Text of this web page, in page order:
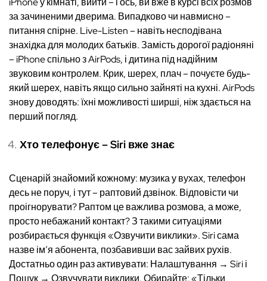
за зачиненими дверима. Випадково чи навмисно –
питання спірне. Live-Listen – навіть несподівана
знахідка для молодих батьків. Замість дорогої радіоняні
– iPhone спільно з AirPods, і дитина під надійним
звуковим контролем. Крик, шерех, плач – почуєте будь-
який шерех, навіть якщо сильно зайняті на кухні. AirPods
знову доводять: їхні можливості ширші, ніж здається на
перший погляд.
Хто телефонує – Siri вже знає
Сценарій знайомий кожному: музика у вухах, телефон
десь не поруч, і тут – раптовий дзвінок. Відповісти чи
проігнорувати? Раптом це важлива розмова, а може,
просто небажаний контакт? З такими ситуаціями
розбирається функція «Озвучити виклики». Siri сама
назве ім’я абонента, позбавивши вас зайвих рухів.
Достатньо один раз активувати: Налаштування → Siri і
Пошук → Озвучувати виклики. Обирайте: «Тільки